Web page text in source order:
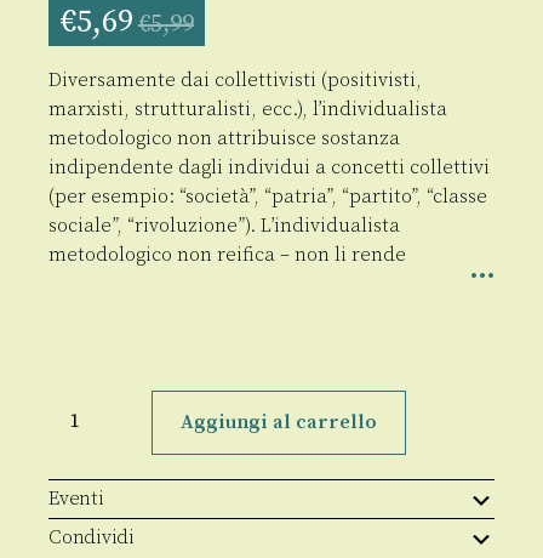
€5,69 €5,99
Diversamente dai collettivisti (positivisti,
marxisti, strutturalisti, ecc.), l’individualista
metodologico non attribuisce sostanza
indipendente dagli individui a concetti collettivi
(per esempio: “società”, “patria”, “partito”, “classe
sociale”, “rivoluzione”). L’individualista
metodologico non reifica – non li rende
Individualismo:
quello
quello
falso
quantità
Aggiungi al carrello
Eventi
Condividi